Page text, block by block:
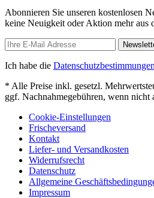
Abonnieren Sie unseren kostenlosen
keine Neuigkeit oder Aktion mehr aus
Ich habe die Datenschutzbestimmungen
* Alle Preise inkl. gesetzl.
ggf. Nachnahmegebühren, wenn nicht
Cookie-Einstellungen
Frischeversand
Kontakt
Liefer- und Versandkosten
Widerrufsrecht
Datenschutz
Allgemeine
Impressum